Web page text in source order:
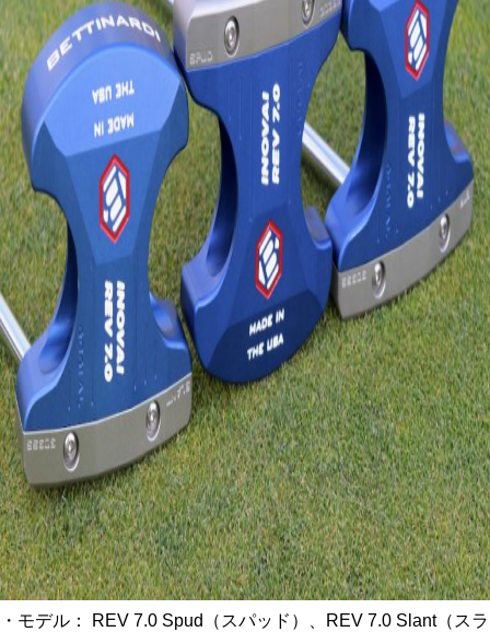
・モデル： REV 7.0 Spud（スパッド）、REV 7.0 Slant（スラ